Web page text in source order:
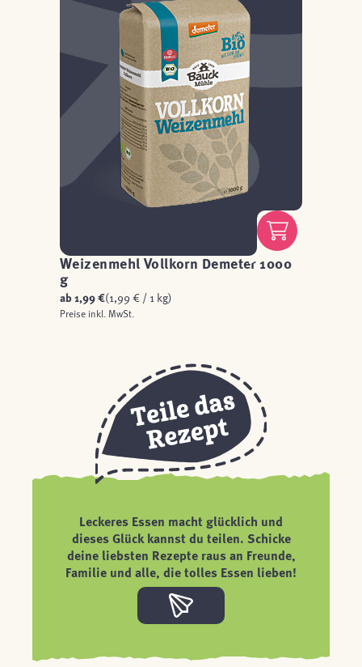
Weizenmehl Vollkorn Demeter 1000
g
ab1,99 €(1,99 € / 1 kg)
Preise inkl. MwSt.
Leckeres Essen macht glücklich und
dieses Glück kannst du teilen. Schicke
deine liebsten Rezepte raus an Freunde,
Familie und alle, die tolles Essen lieben!